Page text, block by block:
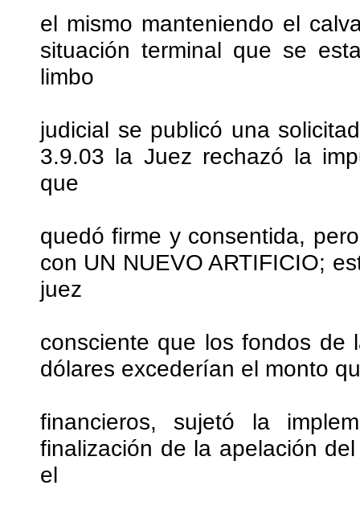
el mismo manteniendo el
situación terminal que se
limbo
judicial se publicó una
3.9.03 la Juez rechazó la
que
quedó firme y consentida,
con UN NUEVO ARTIFICIO;
juez
consciente que los fondos de
dólares excederían el monto
financieros, sujetó la
finalización de la apelación
el